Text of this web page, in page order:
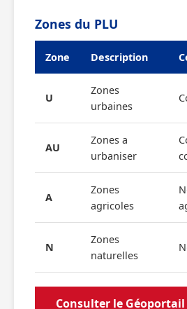
Zones du PLU
Zone Description
U
Zones
urbaines
AU
Zones a
urbaniser
A
Zones
agricoles
N
Zones
naturelles
Consulter le